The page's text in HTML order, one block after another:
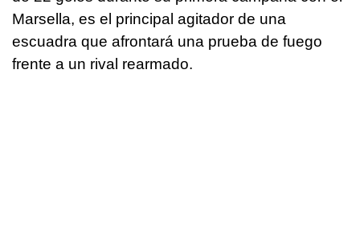
Marsella, es el principal agitador de una
escuadra que afrontará una prueba de fuego
frente a un rival rearmado.